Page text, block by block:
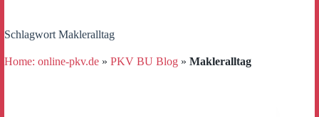
Schlagwort Makleralltag
Home: online-pkv.de » PKV BU Blog » Makleralltag